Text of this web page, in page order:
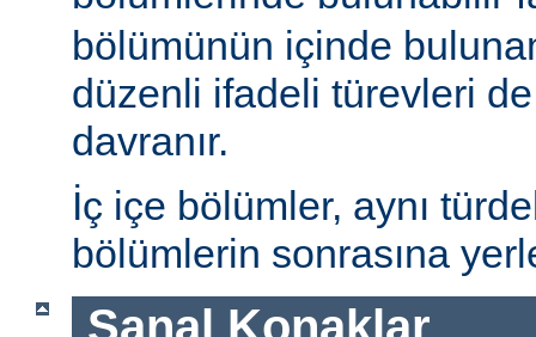
bölümünün içinde
düzenli ifadeli türevleri
davranır.
İç içe bölümler, aynı
bölümlerin sonrasına
Sanal Konaklar